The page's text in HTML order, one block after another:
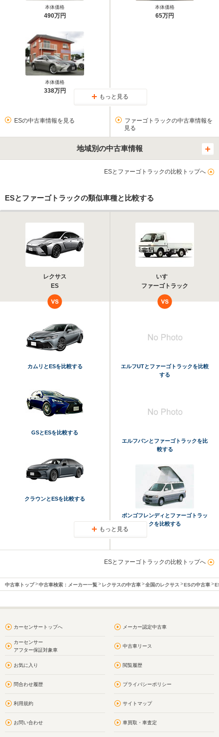
本体価格
490万円
本体価格
338万円
本体価格
65万円
もっと見る
ESの中古車情報を見る
ファーゴトラックの中古車情報を
見る
地域別の中古車情報
ESとファーゴトラックの比較トップへ
ESとファーゴトラックの類似車種と比較する
レクサス
ES
いすゞ
ファーゴトラック
カムリとESを比較する
GSとESを比較する
クラウンとESを比較する
エルフUTとファーゴトラックを比較
する
エルフバンとファーゴトラックを比
較する
ボンゴフレンディとファーゴトラッ
クを比較する
もっと見る
ESとファーゴトラックの比較トップへ
中古車トップ 中古車検索：メーカー一覧 レクサスの中古車 全国のレクサス ESの中古車
カーセンサートップへ メーカー認定中古車
カーセンサー
アフター保証対象車
中古車リース
お気に入り 閲覧履歴
問合わせ履歴 プライバシーポリシー
利用規約 サイトマップ
お問い合わせ 車買取・車査定